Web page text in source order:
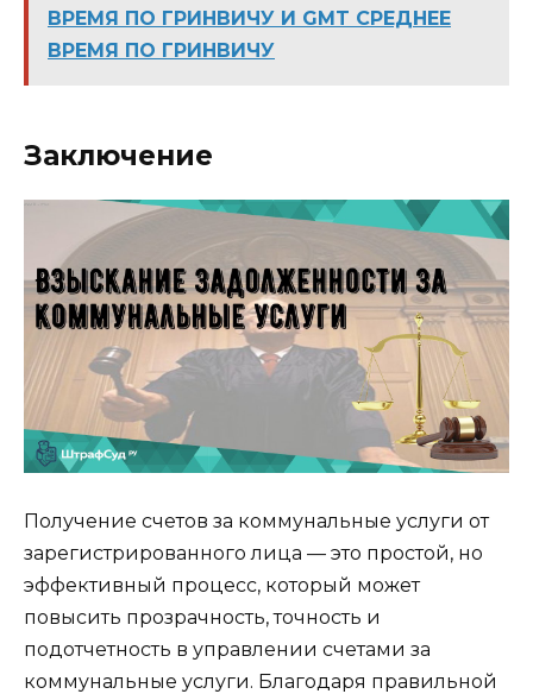
ВРЕМЯ ПО ГРИНВИЧУ И GMT СРЕДНЕЕ
ВРЕМЯ ПО ГРИНВИЧУ
Заключение
Получение счетов за коммунальные услуги от
зарегистрированного лица — это простой, но
эффективный процесс, который может
повысить прозрачность, точность и
подотчетность в управлении счетами за
коммунальные услуги. Благодаря правильной